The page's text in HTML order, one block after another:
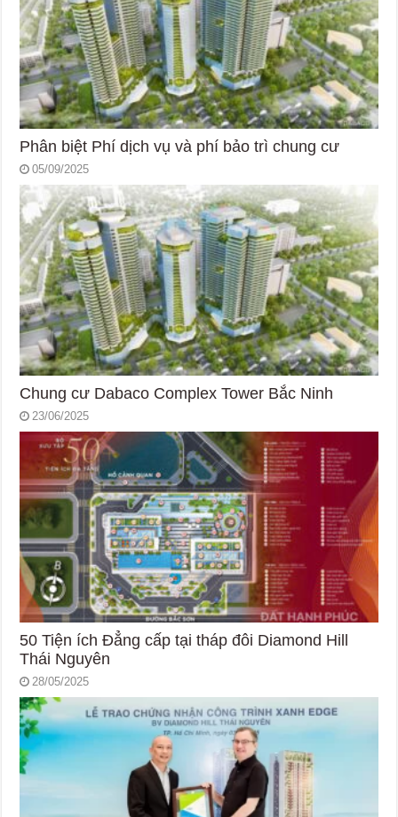
Phân biệt Phí dịch vụ và phí bảo trì chung cư
05/09/2025
Chung cư Dabaco Complex Tower Bắc Ninh
23/06/2025
50 Tiện ích Đẳng cấp tại tháp đôi Diamond Hill
Thái Nguyên
28/05/2025